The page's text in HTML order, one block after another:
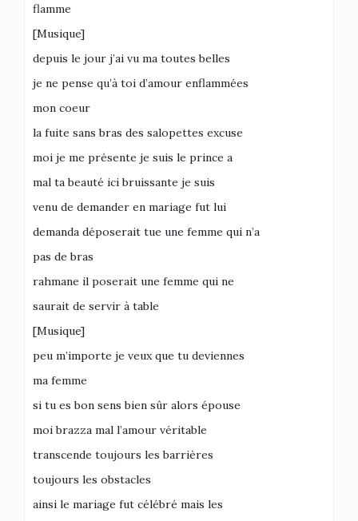
flamme
[Musique]
depuis le jour j’ai vu ma toutes belles
je ne pense qu’à toi d’amour enflammées
mon coeur
la fuite sans bras des salopettes excuse
moi je me présente je suis le prince a
mal ta beauté ici bruissante je suis
venu de demander en mariage fut lui
demanda déposerait tue une femme qui n’a
pas de bras
rahmane il poserait une femme qui ne
saurait de servir à table
[Musique]
peu m’importe je veux que tu deviennes
ma femme
si tu es bon sens bien sûr alors épouse
moi brazza mal l’amour véritable
transcende toujours les barrières
toujours les obstacles
ainsi le mariage fut célébré mais les